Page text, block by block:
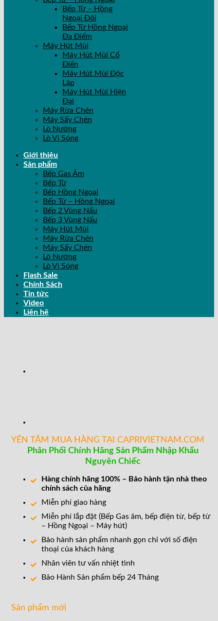
Bếp Từ – Hồng
Ngoại Đôi
Bếp Từ Hồng Ngoại
Đa Điểm
Máy Hút Mùi
Máy Hút Mùi Cổ
Điển
Máy Hút Mùi Độc
Lập
Máy Hút Mùi Hiện
Đại
Máy Rửa Chén
Máy Sấy Chén
Lò Nướng
Lò Vi Sóng
Giới thiệu
Sản phẩm
Bếp Gas Âm
Bếp Từ
Bếp Hồng Ngoại
Bếp Từ – Hồng Ngoại
Bếp 2 Vùng Nấu
Bếp 3 Vùng Nấu
Máy Hút Mùi
Máy Rửa Chén
Máy Sấy Chén
Lò Nướng
Lò Vi Sóng
Flash Sale
Chính Sách
Tin tức
Video
Liên hệ
YÊN TÂM MUA HÀNG TẠI CAPRIVIETNAM.COM
Phân Phối Chính Hãng Sản Phẩm Nhập Khẩu
Nguyên Chiếc
Hàng chính hãng 100% – Bảo hành tận nhà theo
chính sách của hãng
Miễn phí giao hàng
Miễn phí lắp đặt (Bếp Gas âm, bếp điện từ, bếp từ
– Hồng Ngoại – Máy hút)
Bảo hành sản phẩm nhanh gọn chỉ với số điện
thoại của khách hàng
Nhân viên tư vấn nhiệt tình
Bảo Hành Sản phẩm bếp 24 Tháng
Sản phẩm mới